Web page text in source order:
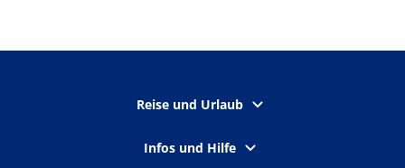
Reise und Urlaub
Infos und Hilfe